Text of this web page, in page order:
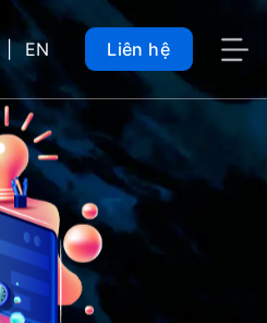
| EN Liên hệ